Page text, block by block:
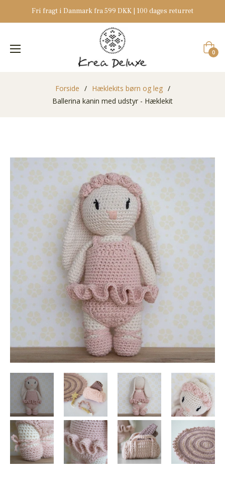
Fri fragt i Danmark fra 599 DKK | 100 dages returret
0
Forside / Hæklekits børn og leg /
Ballerina kanin med udstyr - Hæklekit